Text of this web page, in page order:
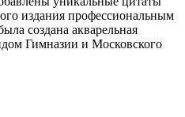
издания профессиональным
создана акварельная
Гимназии и Московского